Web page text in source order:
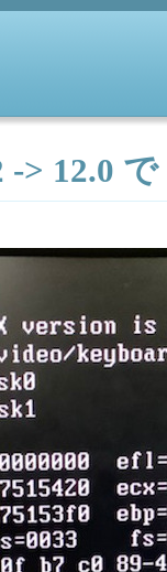
-> 12.0